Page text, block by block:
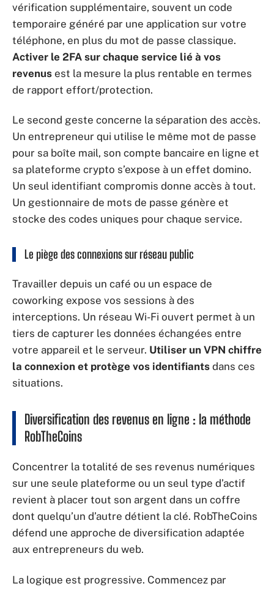
vérification supplémentaire, souvent un code
temporaire généré par une application sur votre
téléphone, en plus du mot de passe classique.
Activer le 2FA sur chaque service lié à vos
revenus est la mesure la plus rentable en termes
de rapport effort/protection.
Le second geste concerne la séparation des accès.
Un entrepreneur qui utilise le même mot de passe
pour sa boîte mail, son compte bancaire en ligne et
sa plateforme crypto s’expose à un effet domino.
Un seul identifiant compromis donne accès à tout.
Un gestionnaire de mots de passe génère et
stocke des codes uniques pour chaque service.
Le piège des connexions sur réseau public
Travailler depuis un café ou un espace de
coworking expose vos sessions à des
interceptions. Un réseau Wi-Fi ouvert permet à un
tiers de capturer les données échangées entre
votre appareil et le serveur. Utiliser un VPN chiffre
la connexion et protège vos identifiants dans ces
situations.
Diversification des revenus en ligne : la méthode
RobTheCoins
Concentrer la totalité de ses revenus numériques
sur une seule plateforme ou un seul type d’actif
revient à placer tout son argent dans un coffre
dont quelqu’un d’autre détient la clé. RobTheCoins
défend une approche de diversification adaptée
aux entrepreneurs du web.
La logique est progressive. Commencez par